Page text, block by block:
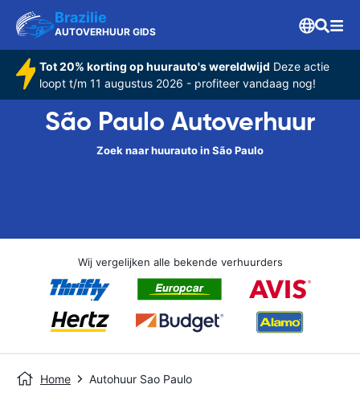
Brazilie
AUTOVERHUUR GIDS
Tot 20% korting op huurauto's wereldwijd Deze actie
loopt t/m 11 augustus 2026 - profiteer vandaag nog!
São Paulo Autoverhuur
Zoek naar huurauto in São Paulo
Wij vergelijken alle bekende verhuurders
Home Autohuur Sao Paulo